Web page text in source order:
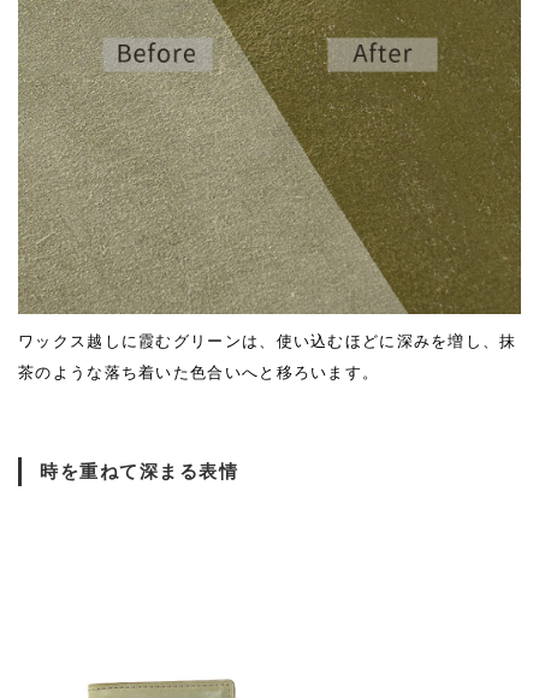
ワックス越しに霞むグリーンは、使い込むほどに深みを増し、抹
茶のような落ち着いた色合いへと移ろいます。
時を重ねて深まる表情